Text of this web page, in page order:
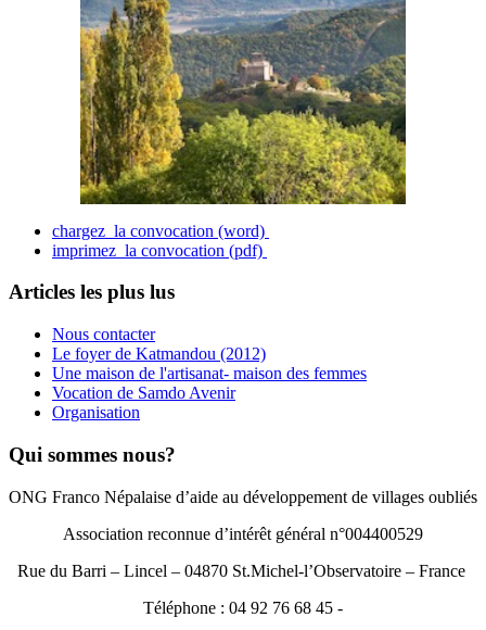
chargez la convocation (word)
imprimez la convocation (pdf)
Articles les plus lus
Nous contacter
Le foyer de Katmandou (2012)
Une maison de l'artisanat- maison des femmes
Vocation de Samdo Avenir
Organisation
Qui sommes nous?
ONG Franco Népalaise d’aide au développement de villages oubliés
Association reconnue d’intérêt général n°004400529
Rue du Barri – Lincel – 04870 St.Michel-l’Observatoire – France
Téléphone : 04 92 76 68 45 -